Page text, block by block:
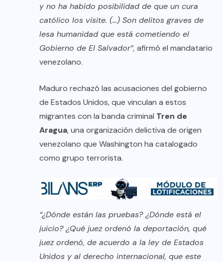
y no ha habido posibilidad de que un cura
católico los visite. (…) Son delitos graves de
lesa humanidad que está cometiendo el
Gobierno de El Salvador”, afirmó el mandatario
venezolano.
Maduro rechazó las acusaciones del gobierno
de Estados Unidos, que vinculan a estos
migrantes con la banda criminal Tren de
Aragua, una organización delictiva de origen
venezolano que Washington ha catalogado
como grupo terrorista.
“¿Dónde están las pruebas? ¿Dónde está el
juicio? ¿Qué juez ordenó la deportación, qué
juez ordenó, de acuerdo a la ley de Estados
Unidos y al derecho internacional, que este